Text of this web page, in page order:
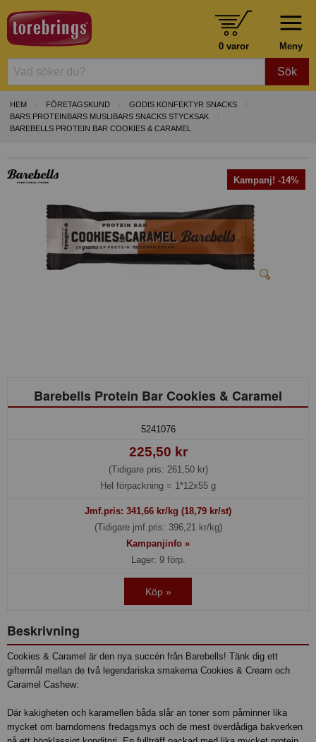
Meny
0 varor
Sök
HEM FÖRETAGSKUND
GODIS KONFEKTYR SNACKS
BARS PROTEINBARS MUSLIBARS SNACKS STYCKSAK
BAREBELLS PROTEIN BAR COOKIES & CARAMEL
Kampanj! -14%
Barebells Protein Bar Cookies & Caramel
5241076
225,50 kr
(Tidigare pris: 261,50 kr)
Hel förpackning = 1*12x55 g
Jmf.pris: 341,66 kr/kg (18,79 kr/st)
(Tidigare jmf.pris: 396,21 kr/kg)
Kampanjinfo »
Lager: 9 förp.
Köp »
Beskrivning
Cookies & Caramel är den nya succén från Barebells! Tänk dig ett
giftermål mellan de två legendariska smakerna Cookies & Cream och
Caramel Cashew:
Där kakigheten och karamellen båda slår an toner som påminner lika
mycket om barndomens fredagsmys och de mest överdådiga bakverken